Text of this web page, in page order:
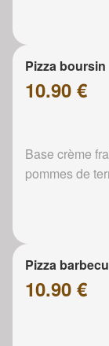
Pizza boursin
10.90 €
Base crème
pommes de
Pizza
10.90 €